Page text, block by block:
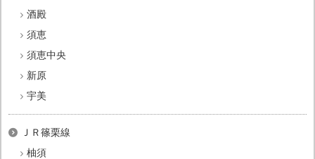
酒殿
須恵
須恵中央
新原
宇美
ＪＲ篠栗線
柚須